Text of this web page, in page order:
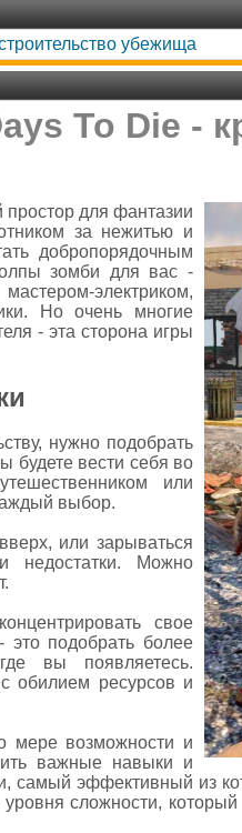
убежища
To Die -
для фантазии
за нежитью и
добропорядочным
зомби для вас -
электриком,
Но очень многие
- эта сторона игры
нужно подобрать
будете вести себя во
или
выбор.
или зарываться
недостатки. Можно
свое
это подобрать более
вы появляетесь.
обилием ресурсов и
мере возможности и
важные навыки и
самый эффективный из
сложности,